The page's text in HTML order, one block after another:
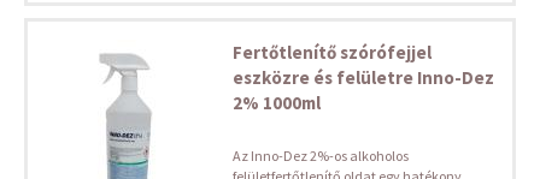
Fertőtlenítő szórófejjel
eszközre és felületre Inno-Dez
2% 1000ml
Az Inno-Dez 2%-os alkoholos